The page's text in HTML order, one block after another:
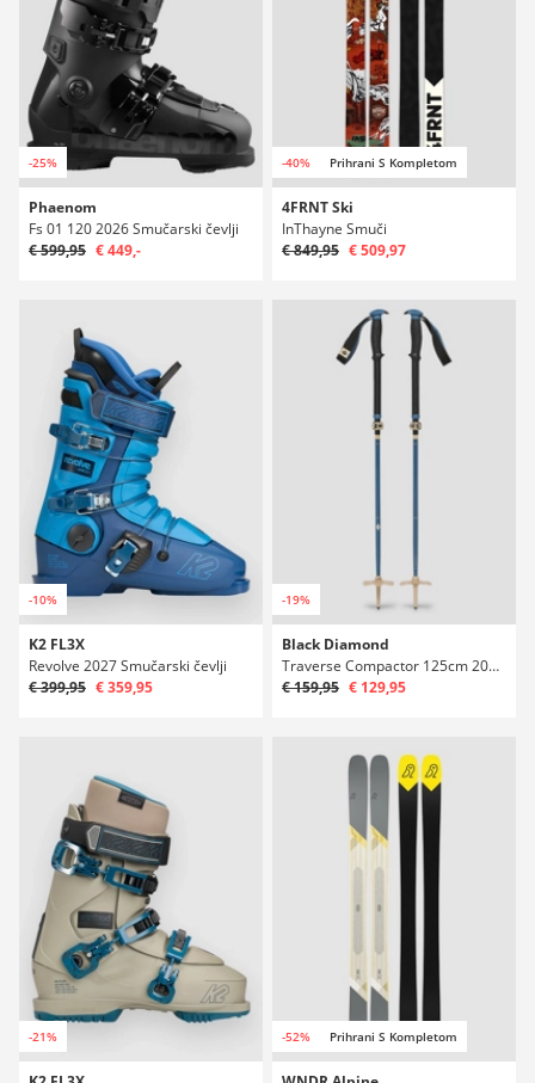
-25%
Phaenom
Fs 01 120 2026 Smučarski čevlji
€ 599,95 € 449,-
-40% Prihrani S Kompletom
4FRNT Ski
InThayne Smuči
€ 849,95 € 509,97
-10%
K2 FL3X
Revolve 2027 Smučarski čevlji
€ 399,95 € 359,95
-19%
Black Diamond
Traverse Compactor 125cm 2027 Teleskopske palice
€ 159,95 € 129,95
-21% -52% Prihrani S Kompletom